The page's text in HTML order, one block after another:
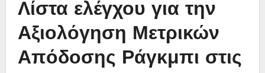
Λίστα ελέγχου για την
Αξιολόγηση Μετρικών
Απόδοσης Ράγκμπι στις